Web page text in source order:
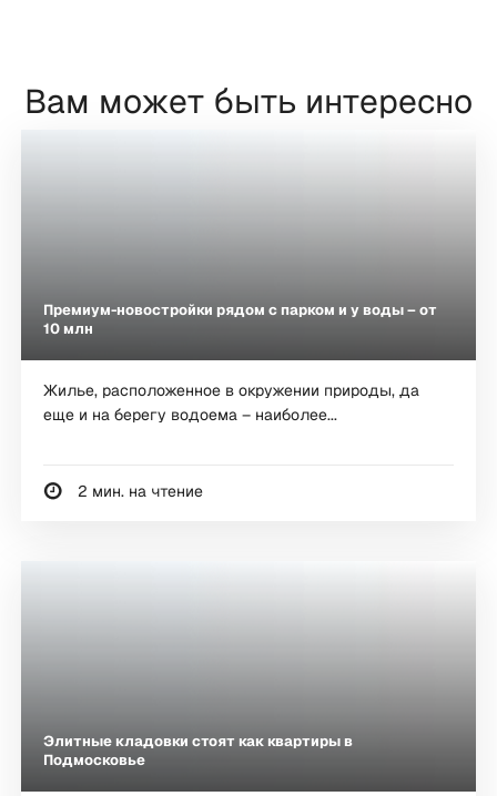
Вам может быть интересно
Премиум-новостройки рядом с парком и у воды – от
10 млн
Жилье, расположенное в окружении природы, да
еще и на берегу водоема – наиболее...
2 мин. на чтение
Элитные кладовки стоят как квартиры в
Подмосковье